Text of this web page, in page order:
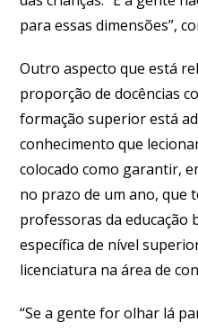
para essas dimensões”,
Outro aspecto que está
proporção de docências
formação superior está
conhecimento que
colocado como garantir,
no prazo de um ano, que
professoras da educação
específica de nível
licenciatura na área de
“Se a gente for olhar lá